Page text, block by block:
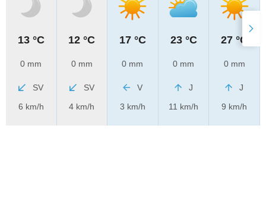
13 °C
0 mm
SV
6 km/h
12 °C
0 mm
SV
4 km/h
17 °C
0 mm
V
3 km/h
23 °C
0 mm
J
11 km/h
27 °C
0 mm
J
9 km/h